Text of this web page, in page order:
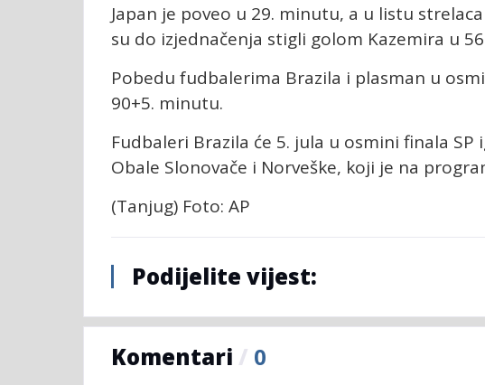
Japan je poveo u 29. minutu, a u listu
su do izjednačenja stigli golom Kazemira u
Pobedu fudbalerima Brazila i plasman u
90+5. minutu.
Fudbaleri Brazila će 5. jula u osmini finala
Obale Slonovače i Norveške, koji je na
(Tanjug) Foto: AP
Podijelite vijest:
Komentari / 0